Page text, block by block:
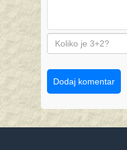
Dodaj komentar